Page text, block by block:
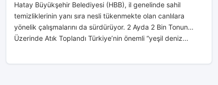
Hatay Büyükşehir Belediyesi (HBB), il genelinde sahil
temizliklerinin yanı sıra nesli tükenmekte olan canlılara
yönelik çalışmalarını da sürdürüyor. 2 Ayda 2 Bin Tonun
Üzerinde Atık Toplandı Türkiye’nin önemli “yeşil deniz...